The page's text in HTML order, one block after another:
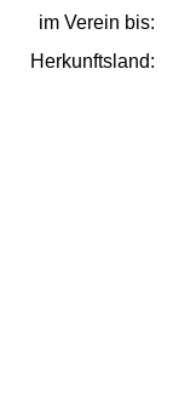
im Verein bis:
Herkunftsland: